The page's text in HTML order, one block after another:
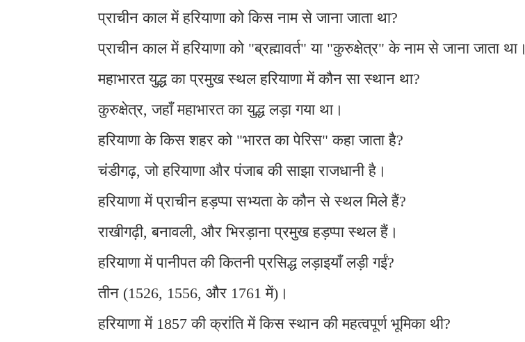
प्राचीन काल में हरियाणा को किस नाम से जाना जाता था?
प्राचीन काल में हरियाणा को "ब्रह्मावर्त" या "कुरुक्षेत्र" के नाम से जाना जाता था।
महाभारत युद्ध का प्रमुख स्थल हरियाणा में कौन सा स्थान था?
कुरुक्षेत्र, जहाँ महाभारत का युद्ध लड़ा गया था।
हरियाणा के किस शहर को "भारत का पेरिस" कहा जाता है?
चंडीगढ़, जो हरियाणा और पंजाब की साझा राजधानी है।
हरियाणा में प्राचीन हड़प्पा सभ्यता के कौन से स्थल मिले हैं?
राखीगढ़ी, बनावली, और भिरड़ाना प्रमुख हड़प्पा स्थल हैं।
हरियाणा में पानीपत की कितनी प्रसिद्ध लड़ाइयाँ लड़ी गईं?
तीन (1526, 1556, और 1761 में)।
हरियाणा में 1857 की क्रांति में किस स्थान की महत्वपूर्ण भूमिका थी?